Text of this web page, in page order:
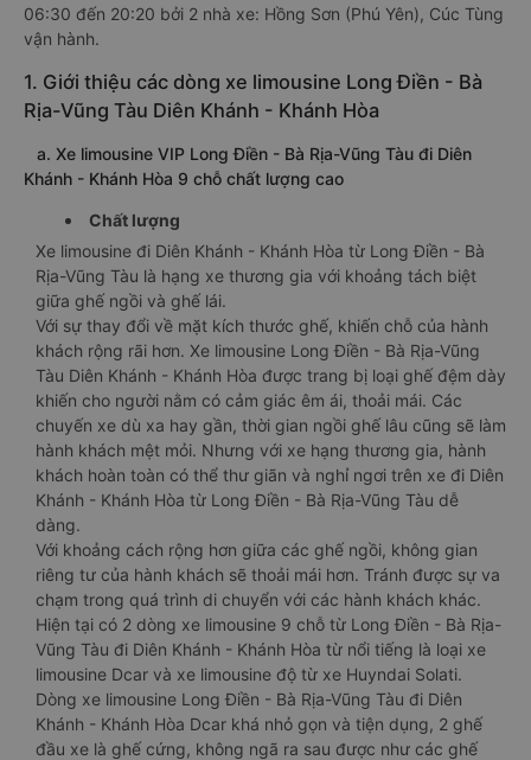
06:30 đến 20:20 bởi 2 nhà xe: Hồng Sơn (Phú Yên), Cúc Tùng
vận hành.
1. Giới thiệu các dòng xe limousine Long Điền - Bà
Rịa-Vũng Tàu Diên Khánh - Khánh Hòa
a. Xe limousine VIP Long Điền - Bà Rịa-Vũng Tàu đi Diên
Khánh - Khánh Hòa 9 chỗ chất lượng cao
Chất lượng
Xe limousine đi Diên Khánh - Khánh Hòa từ Long Điền - Bà
Rịa-Vũng Tàu là hạng xe thương gia với khoảng tách biệt
giữa ghế ngồi và ghế lái.
Với sự thay đổi về mặt kích thước ghế, khiến chỗ của hành
khách rộng rãi hơn. Xe limousine Long Điền - Bà Rịa-Vũng
Tàu Diên Khánh - Khánh Hòa được trang bị loại ghế đệm dày
khiến cho người nằm có cảm giác êm ái, thoải mái. Các
chuyến xe dù xa hay gần, thời gian ngồi ghế lâu cũng sẽ làm
hành khách mệt mỏi. Nhưng với xe hạng thương gia, hành
khách hoàn toàn có thể thư giãn và nghỉ ngơi trên xe đi Diên
Khánh - Khánh Hòa từ Long Điền - Bà Rịa-Vũng Tàu dễ
dàng.
Với khoảng cách rộng hơn giữa các ghế ngồi, không gian
riêng tư của hành khách sẽ thoải mái hơn. Tránh được sự va
chạm trong quá trình di chuyển với các hành khách khác.
Hiện tại có 2 dòng xe limousine 9 chỗ từ Long Điền - Bà Rịa-
Vũng Tàu đi Diên Khánh - Khánh Hòa từ nổi tiếng là loại xe
limousine Dcar và xe limousine độ từ xe Huyndai Solati.
Dòng xe limousine Long Điền - Bà Rịa-Vũng Tàu đi Diên
Khánh - Khánh Hòa Dcar khá nhỏ gọn và tiện dụng, 2 ghế
đầu xe là ghế cứng, không ngã ra sau được như các ghế